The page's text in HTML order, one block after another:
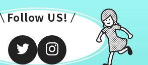
Follow US!